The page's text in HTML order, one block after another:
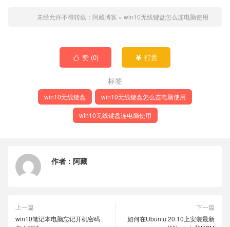
未经允许不得转载： 阿藏博客 » win10无线键盘怎么连电脑使用
 赞 (0)  打赏
标签
win10无线键盘 win10无线键盘怎么连电脑使用
win10无线键盘连电脑使用
作者： 阿藏
上一篇
win10笔记本电脑忘记开机密码
下一篇
如何在Ubuntu 20.10上安装最新